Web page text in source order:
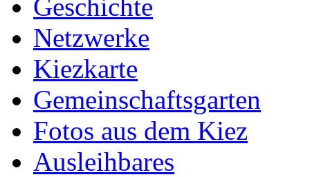
Geschichte
Netzwerke
Kiezkarte
Gemeinschaftsgarten
Fotos aus dem Kiez
Ausleihbares